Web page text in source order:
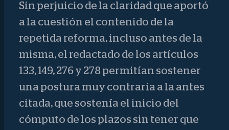
Sin perjuicio de la claridad que aportó
a la cuestión el contenido de la
repetida reforma, incluso antes de la
misma, el redactado de los artículos
133, 149, 276 y 278 permitían sostener
una postura muy contraria a la antes
citada, que sostenía el inicio del
cómputo de los plazos sin tener que